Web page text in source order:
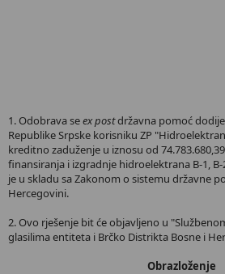
1. Odobrava seex postdržavna pomoć
Republike Srpske korisniku ZP
kreditno zaduženje u iznosu od
finansiranja i izgradnje hidroelektrana B-1, B-
je u skladu sa Zakonom o sistemu državne
Hercegovini.
2. Ovo rješenje bit će objavljeno u
glasilima entiteta i Brčko Distrikta Bosne i
Obrazloženje